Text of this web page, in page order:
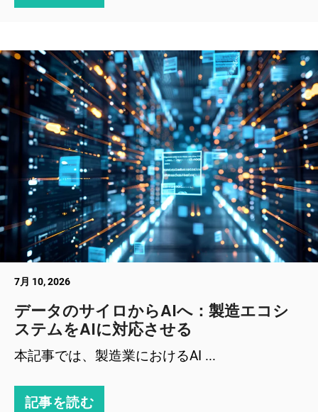
7月 10, 2026
データのサイロからAIへ：製造エコシ
ステムをAIに対応させる
本記事では、製造業におけるAI ...
記事を読む